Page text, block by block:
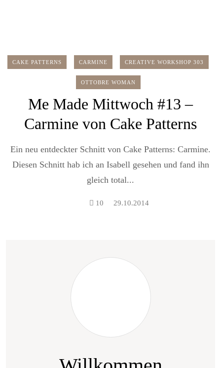
CAKE PATTERNS CARMINE CREATIVE WORKSHOP 303
OTTOBRE WOMAN
Me Made Mittwoch #13 –
Carmine von Cake Patterns
Ein neu entdeckter Schnitt von Cake Patterns: Carmine.
Diesen Schnitt hab ich an Isabell gesehen und fand ihn
gleich total...
10 29.10.2014